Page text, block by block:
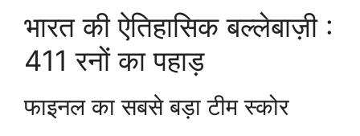
भारत की ऐतिहासिक बल्लेबाज़ी :
411 रनों का पहाड़
फाइनल का सबसे बड़ा टीम स्कोर